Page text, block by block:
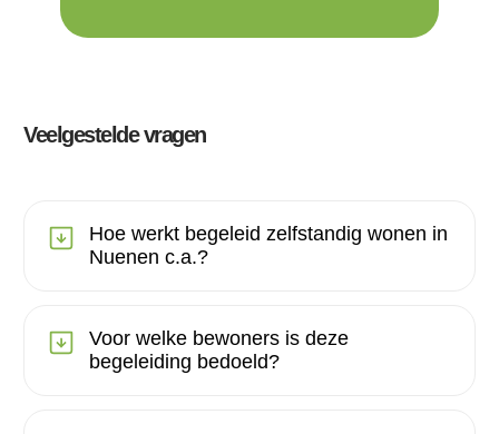
Veelgestelde vragen
Hoe werkt begeleid zelfstandig wonen in
Nuenen c.a.?
Voor welke bewoners is deze
begeleiding bedoeld?